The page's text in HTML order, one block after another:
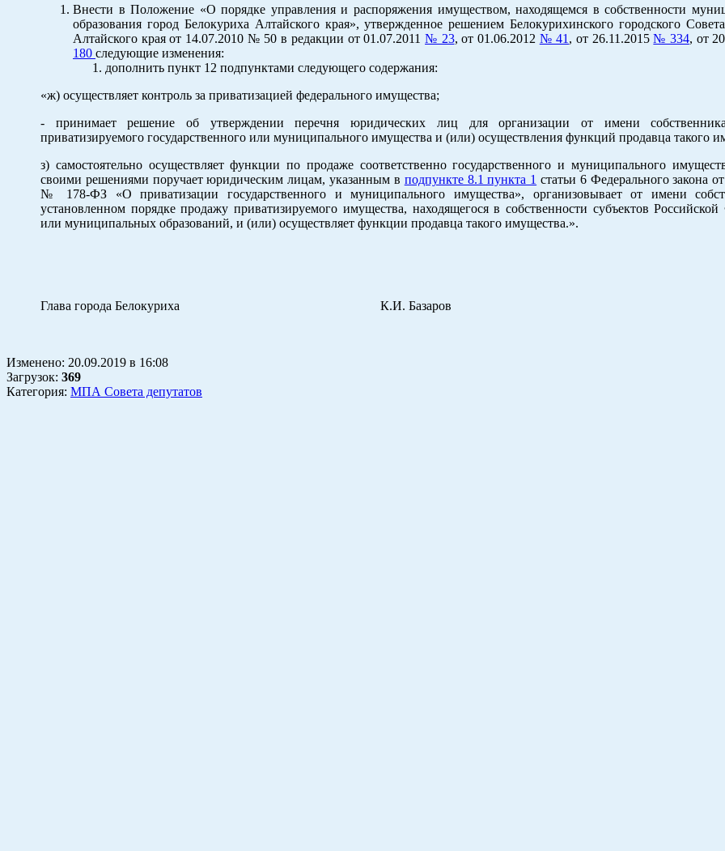
Внести в Положение «О порядке управления и распоряжения имуществом, находящемся в собственности
образования город Белокуриха Алтайского края», утвержденное решением Белокурихинского городского
Алтайского края от 14.07.2010 № 50 в редакции от 01.07.2011№ 23, от 01.06.2012 № 41 , от 26.11.2015№ 334, от
180 следующие изменения:
дополнить пункт 12 подпунктами следующего содержания:
«ж) осуществляет контроль за приватизацией федерального имущества;
- принимает решение об утверждении перечня юридических лиц для организации от имени
приватизируемого государственного или муниципального имущества и (или) осуществления функций продавца такого
з) самостоятельно осуществляет функции по продаже соответственно государственного и муниципального
своими решениями поручает юридическим лицам, указанным в подпункте 8.1 пункта 1 статьи 6 Федерального закона
№ 178-ФЗ «О приватизации государственного и муниципального имущества», организовывает от имени
установленном порядке продажу приватизируемого имущества, находящегося в собственности субъектов
или муниципальных образований, и (или) осуществляет функции продавца такого имущества.».
Глава города Белокуриха К.И. Базаров
Изменено: 20.09.2019 в 16:08
Загрузок: 369
Категория: МПА Совета депутатов